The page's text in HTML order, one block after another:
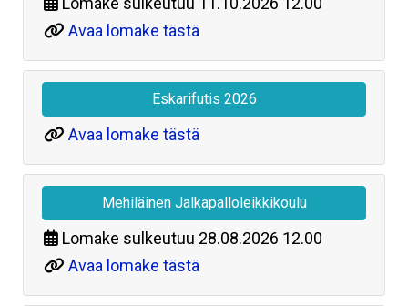
Avaa lomake tästä
Eskarifutis 2026
Avaa lomake tästä
Mehiläinen Jalkapalloleikkikoulu
Lomake sulkeutuu 28.08.2026 12.00
Avaa lomake tästä